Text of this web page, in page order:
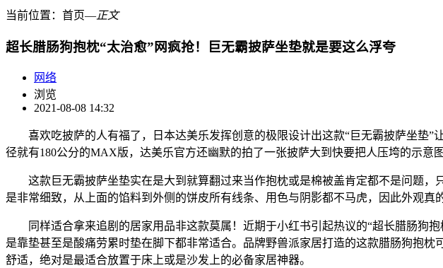
当前位置： 首页―正文
超长腊肠狗抱枕“太治愈”网疯抢！巨无霸披萨坐垫就是要这么浮夸
网络
浏览
2021-08-08 14:32
喜欢吃披萨的人有福了，日本达美乐发挥创意的极限设计出这款“巨无霸披萨坐垫”
径就有180公分的MAX版，达美乐官方还幽默的拍了一张披萨大到快要把人压垮的示意
这款巨无霸披萨坐垫实在是大到就算翻过来当作抱枕或是棉被盖肯定都不是问题，
是非常细致，从上面的馅料到外侧的饼皮所有线条、用色与阴影都不马虎，因此外观真
同样适合拿来追剧的居家用品非这款莫属！近期于小红书引起热议的“超长腊肠狗抱
是靠垫甚至是酸痛劳累时垫在脚下都非常适合。品牌野兽派家居打造的这款腊肠狗抱
舒适，绝对是最适合放置于床上或是沙发上的必备家居神器。